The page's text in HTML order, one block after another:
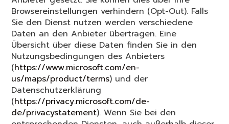
Browsereinstellungen verhindern (Opt-Out). Falls
Sie den Dienst nutzen werden verschiedene
Daten an den Anbieter übertragen. Eine
Übersicht über diese Daten finden Sie in den
Nutzungsbedingungen des Anbieters
(https://www.microsoft.com/en-
us/maps/product/terms) und der
Datenschutzerklärung
(https://privacy.microsoft.com/de-
de/privacystatement). Wenn Sie bei den